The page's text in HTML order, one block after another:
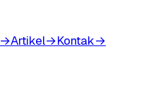
→Artikel→Kontak→